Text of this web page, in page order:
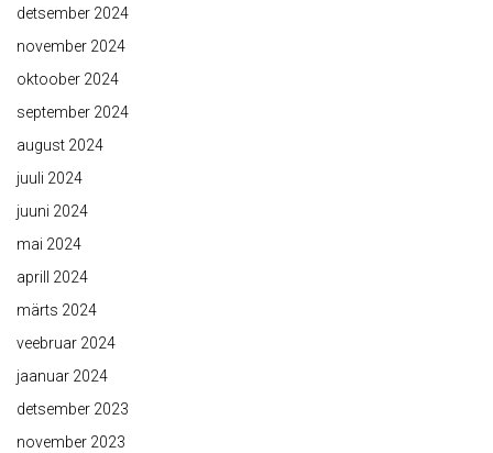
detsember 2024
november 2024
oktoober 2024
september 2024
august 2024
juuli 2024
juuni 2024
mai 2024
aprill 2024
märts 2024
veebruar 2024
jaanuar 2024
detsember 2023
november 2023